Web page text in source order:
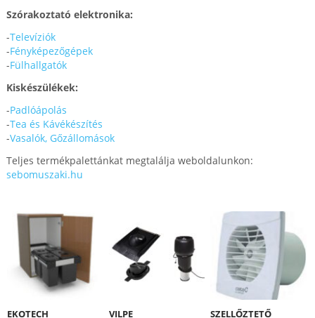
Szórakoztató elektronika:
-Televíziók
-Fényképezőgépek
-Fülhallgatók
Kiskészülékek:
-Padlóápolás
-Tea és Kávékészítés
-Vasalók, Gőzállomások
Teljes termékpalettánkat megtalálja weboldalunkon:
sebomuszaki.hu
EKOTECH VILPE SZELLŐZTETŐ